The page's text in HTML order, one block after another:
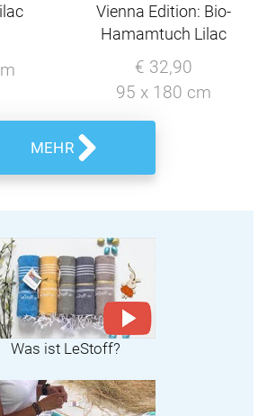
Vienna Edition: Bio-
Hamamtuch Lilac
€ 32,90
95 x 180 cm
MEHR
Was ist LeStoff?